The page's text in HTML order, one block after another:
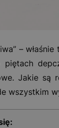
–
Jakie są
wszystkim